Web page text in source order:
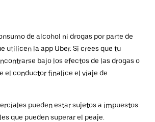
de alcohol ni drogas por parte de
utilicen la app Uber. Si crees que tu
bajo los efectos de las drogas o
el conductor finalice el viaje de
pueden estar sujetos a impuestos
que pueden superar el peaje.